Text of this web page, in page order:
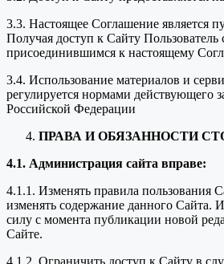
3.3. Настоящее Соглашение является
Получая доступ к Сайту Пользователь
присоединившимся к настоящему
3.4. Использование материалов и
регулируется нормами действующего
Российской Федерации
ПРАВА И ОБЯЗАННОСТИ
4.1. Администрация сайта вправе:
4.1.1. Изменять правила пользования
изменять содержание данного Сайта.
силу с момента публикации новой
Сайте.
4.1.2. Ограничить доступ к Сайту в